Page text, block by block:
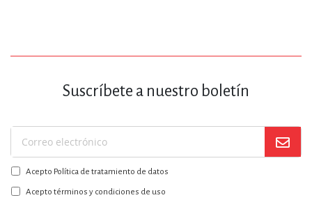
Suscríbete a nuestro boletín
Suscríbase
a
nuestro
boletín:
Acepto Política de tratamiento de datos
Acepto términos y condiciones de uso